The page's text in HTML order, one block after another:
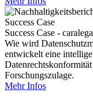
Success Case
Success Case -
Wie wird
entwickelt eine
Forschungszulage.
Mehr Infos